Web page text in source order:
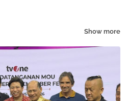
Show more